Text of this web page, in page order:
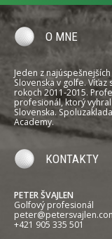
O MNE
Jeden z
Slovenska v golfe.
rokoch 2011-2015.
profesionál, ktorý
Slovenska.
Academy.
KONTAKTY
PETER ŠVAJLEN
Golfový profesionál
+421 905 335 501